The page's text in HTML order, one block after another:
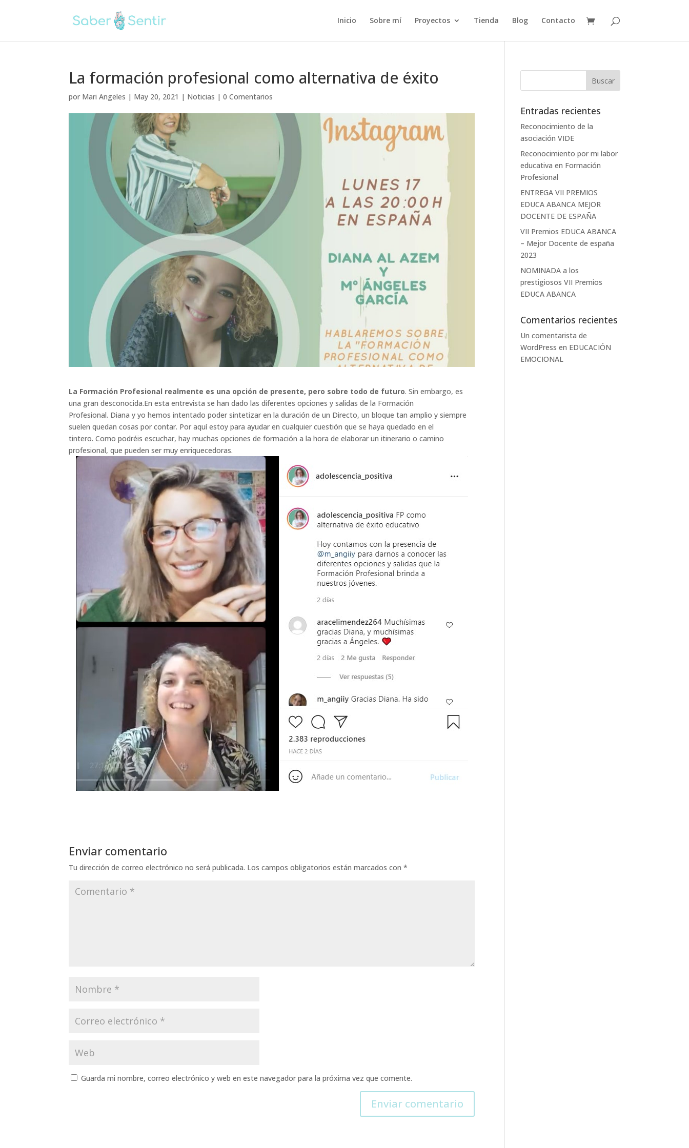
Inicio Sobre mí Proyectos Tienda Blog Contacto
La formación profesional como alternativa de éxito
por Mari Angeles | May 20, 2021 | Noticias |0 Comentarios
La Formación Profesional realmente es una opción de presente, pero sobre todo de futuro. Sin embargo, es
una gran desconocida.En esta entrevista se han dado las diferentes opciones y salidas de la Formación
Profesional. Diana y yo hemos intentado poder sintetizar en la duración de un Directo, un bloque tan amplio y siempre
suelen quedan cosas por contar. Por aquí estoy para ayudar en cualquier cuestión que se haya quedado en el
tintero. Como podréis escuchar, hay muchas opciones de formación a la hora de elaborar un itinerario o camino
profesional, que pueden ser muy enriquecedoras.
Enviar comentario
Tu dirección de correo electrónico no será publicada. Los campos obligatorios están marcados con*
Guarda mi nombre, correo electrónico y web en este navegador para la próxima vez que comente.
Entradas recientes
Reconocimiento de la
asociación VIDE
Reconocimiento por mi labor
educativa en Formación
Profesional
ENTREGA VII PREMIOS
EDUCA ABANCA MEJOR
DOCENTE DE ESPAÑA
VII Premios EDUCA ABANCA
– Mejor Docente de españa
2023
NOMINADA a los
prestigiosos VII Premios
EDUCA ABANCA
Comentarios recientes
Un comentarista de
WordPress en EDUCACIÓN
EMOCIONAL